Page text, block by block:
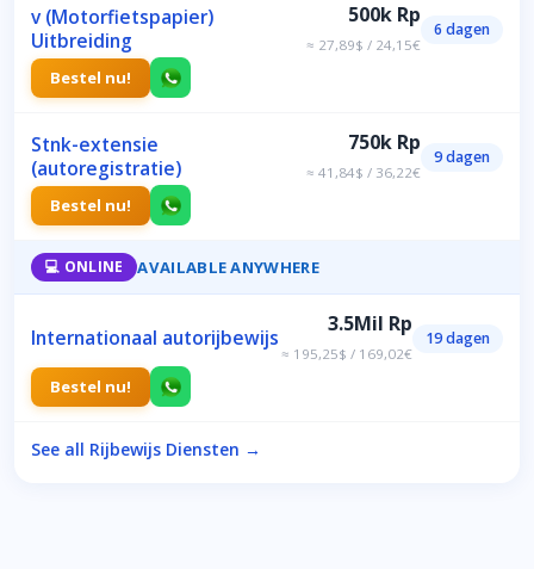
v (Motorfietspapier)
Uitbreiding
500k Rp
≈ 27,89$ / 24,15€
6 dagen
Bestel nu!
Stnk-extensie
(autoregistratie)
750k Rp
≈ 41,84$ / 36,22€
9 dagen
Bestel nu!
💻 ONLINE AVAILABLE ANYWHERE
Internationaal autorijbewijs
3.5Mil Rp
≈ 195,25$ / 169,02€
19 dagen
Bestel nu!
See all Rijbewijs Diensten →